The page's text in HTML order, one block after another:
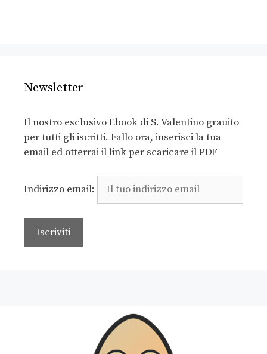
Newsletter
Il nostro esclusivo Ebook di S. Valentino grauito
per tutti gli iscritti. Fallo ora, inserisci la tua
email ed otterrai il link per scaricare il PDF
Indirizzo email: